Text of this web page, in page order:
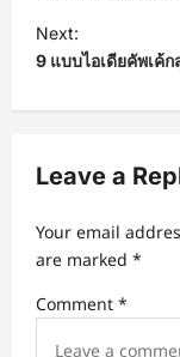
s
t
v
g
t
Next:
9 แบบไอเดียคัพเค้
Leave a
Your email
are marked *
Comment *